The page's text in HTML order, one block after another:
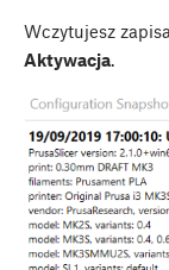
Wczytujesz
Aktywacja.